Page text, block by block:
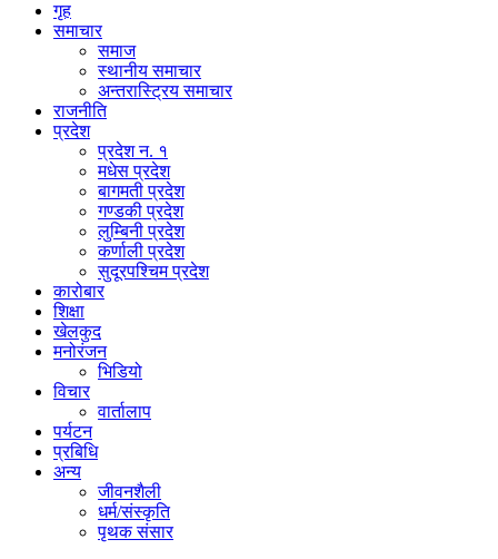
गृह
समाचार
समाज
स्थानीय समाचार
अन्तरास्ट्रिय समाचार
राजनीति
प्रदेश
प्रदेश न. १
मधेस प्रदेश
बागमती प्रदेश
गण्डकी प्रदेश
लुम्बिनी प्रदेश
कर्णाली प्रदेश
सुदूरपश्चिम प्रदेश
कारोबार
शिक्षा
खेलकुद
मनोरंजन
भिडियो
विचार
वार्तालाप
पर्यटन
प्रबिधि
अन्य
जीवनशैली
धर्म/संस्कृति
पृथक संसार